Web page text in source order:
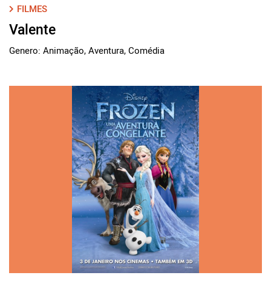
FILMES
Valente
Genero: Animação, Aventura, Comédia